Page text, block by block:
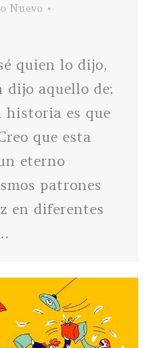
Nuevo
quien lo dijo,
aquello de:
historia es que
que esta
eterno
patrones
en diferentes